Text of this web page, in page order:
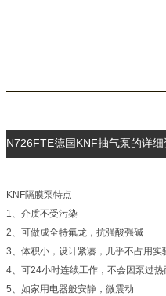
N726FTE德国KNF抽气泵的详细
KNF隔膜泵特点
1、介质不受污染
2、可做成全特氟龙，抗强酸强碱
3、体积小，设计紧凑，几乎不占用实
4、可24小时连续工作，不会因泵过
5、如家用电器般安静，微震动